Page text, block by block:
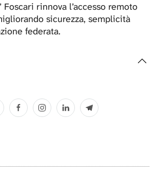
Foscari rinnova l’accesso remoto
sicurezza, semplicità
federata.